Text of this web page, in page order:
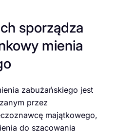
sporządza
mienia
zabużańskiego jest
przez
majątkowego,
do szacowania